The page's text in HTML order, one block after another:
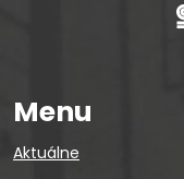
Menu
Aktuálne